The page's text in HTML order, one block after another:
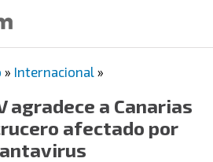
» Internacional »
agradece a Canarias
afectado por